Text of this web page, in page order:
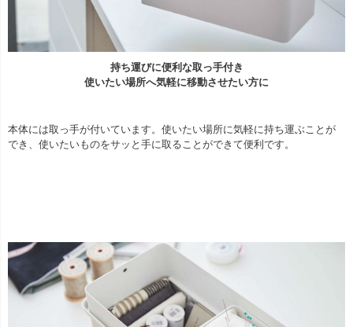
持ち運びに便利な取っ手付き
使いたい場所へ気軽に移動させたい方に
本体には取っ手が付いています。使いたい場所に気軽に持ち運ぶことが
でき、使いたいものをサッと手に取ることができて便利です。